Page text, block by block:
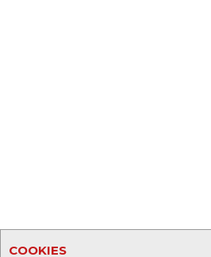
COOKIES